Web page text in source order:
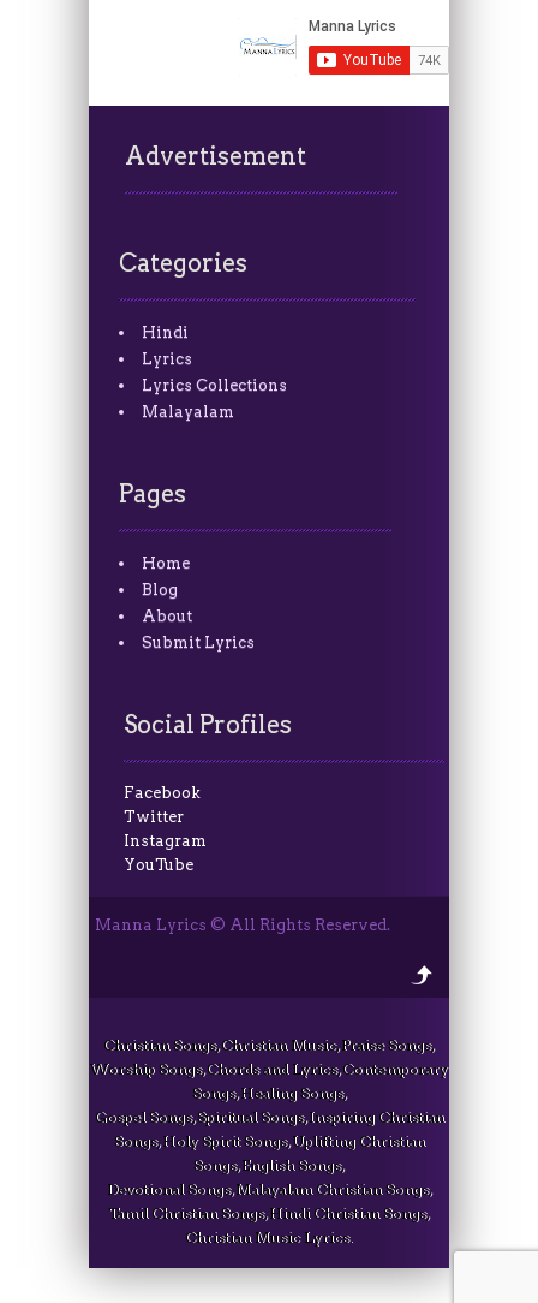
Advertisement
Categories
Hindi
Lyrics
Lyrics Collections
Malayalam
Pages
Home
Blog
About
Submit Lyrics
Social Profiles
Facebook
Twitter
Instagram
YouTube
Manna Lyrics © All Rights Reserved.
Christian Songs, Christian Music, Praise Songs,
Worship Songs, Chords and Lyrics, Contemporary
Songs, Healing Songs,
Gospel Songs, Spiritual Songs, Inspiring Christian
Songs, Holy Spirit Songs, Uplifting Christian
Songs, English Songs,
Devotional Songs, Malayalam Christian Songs,
Tamil Christian Songs, Hindi Christian Songs,
Christian Music Lyrics.